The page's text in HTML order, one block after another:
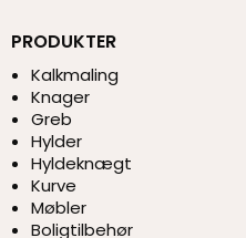
PRODUKTER
Kalkmaling
Knager
Greb
Hylder
Hyldeknægt
Kurve
Møbler
Boligtilbehør